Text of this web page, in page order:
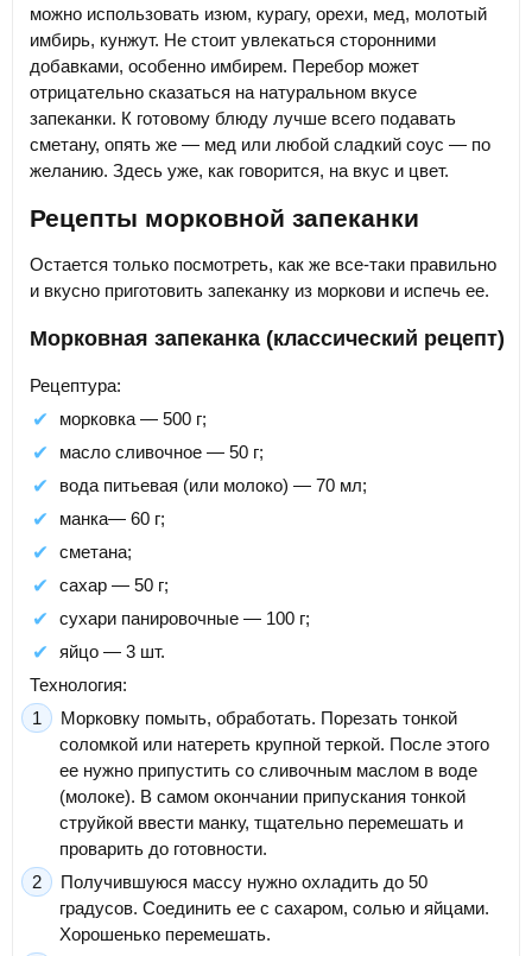
можно использовать изюм, курагу, орехи, мед, молотый
имбирь, кунжут. Не стоит увлекаться сторонними
добавками, особенно имбирем. Перебор может
отрицательно сказаться на натуральном вкусе
запеканки. К готовому блюду лучше всего подавать
сметану, опять же — мед или любой сладкий соус — по
желанию. Здесь уже, как говорится, на вкус и цвет.
Рецепты морковной запеканки
Остается только посмотреть, как же все-таки правильно
и вкусно приготовить запеканку из моркови и испечь ее.
Морковная запеканка (классический рецепт)
Рецептура:
морковка — 500 г;
масло сливочное — 50 г;
вода питьевая (или молоко) — 70 мл;
манка— 60 г;
сметана;
сахар — 50 г;
сухари панировочные — 100 г;
яйцо — 3 шт.
Технология:
Морковку помыть, обработать. Порезать тонкой
соломкой или натереть крупной теркой. После этого
ее нужно припустить со сливочным маслом в воде
(молоке). В самом окончании припускания тонкой
струйкой ввести манку, тщательно перемешать и
проварить до готовности.
Получившуюся массу нужно охладить до 50
градусов. Соединить ее с сахаром, солью и яйцами.
Хорошенько перемешать.